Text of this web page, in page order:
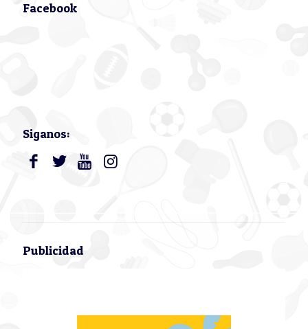
Facebook
Siganos:
Publicidad